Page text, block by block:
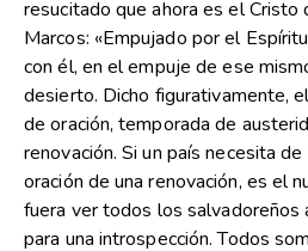
resucitado que ahora es el Cristo
Marcos: «Empujado por el
con él, en el empuje de ese
desierto. Dicho figurativamente,
de oración, temporada de
renovación. Si un país necesita
oración de una renovación, es el
fuera ver todos los salvadoreños
para una introspección. Todos